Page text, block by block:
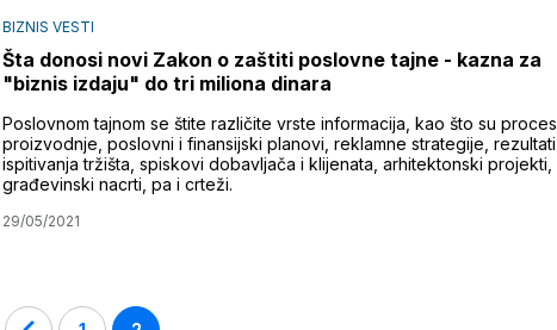
BIZNIS VESTI
Šta donosi novi Zakon o zaštiti poslovne tajne - kazna za
"biznis izdaju" do tri miliona dinara
Poslovnom tajnom se štite različite vrste informacija, kao što su proces
proizvodnje, poslovni i finansijski planovi, reklamne strategije, rezultati
ispitivanja tržišta, spiskovi dobavljača i klijenata, arhitektonski projekti,
građevinski nacrti, pa i crteži.
29/05/2021